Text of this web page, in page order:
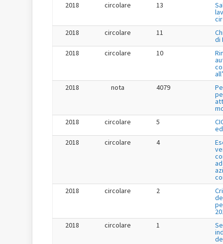
2018
circolare 13
2018
circolare 11
di
2018
circolare 10
2018
nota 4079
2018
circolare 5
2018
circolare 4
2018
circolare 2
2018
circolare 1